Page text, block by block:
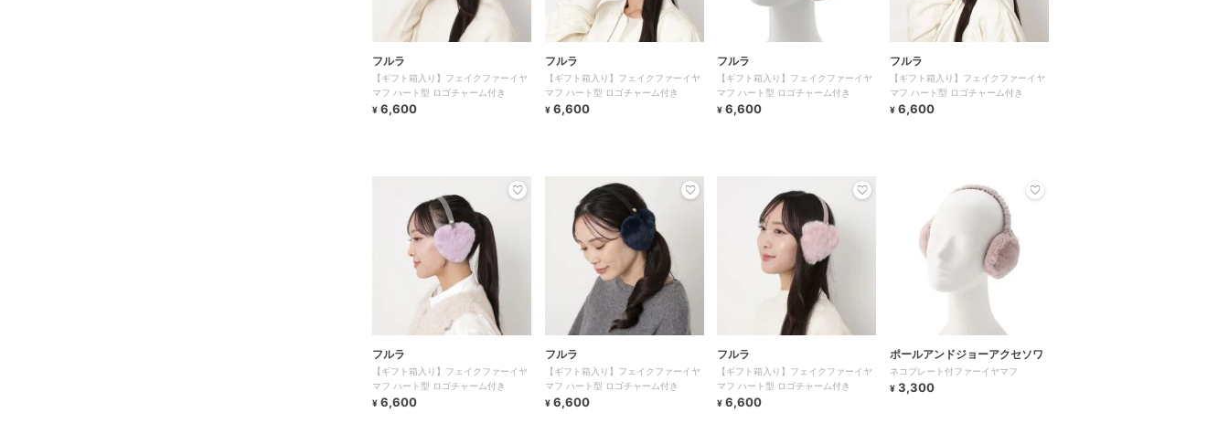
フルラ
【ギフト箱入り】フェイクファーイヤ
マフ ハート型 ロゴチャーム付き
¥ 6,600
フルラ
【ギフト箱入り】フェイクファーイヤ
マフ ハート型 ロゴチャーム付き
¥ 6,600
フルラ
【ギフト箱入り】フェイクファーイヤ
マフ ハート型 ロゴチャーム付き
¥ 6,600
フルラ
【ギフト箱入り】フェイクファーイヤ
マフ ハート型 ロゴチャーム付き
¥ 6,600
フルラ
【ギフト箱入り】フェイクファーイヤ
マフ ハート型 ロゴチャーム付き
¥ 6,600
フルラ
【ギフト箱入り】フェイクファーイヤ
マフ ハート型 ロゴチャーム付き
¥ 6,600
フルラ
【ギフト箱入り】フェイクファーイヤ
マフ ハート型 ロゴチャーム付き
¥ 6,600
ポールアンドジョーアクセソワ
ネコプレート付ファーイヤマフ
¥ 3,300